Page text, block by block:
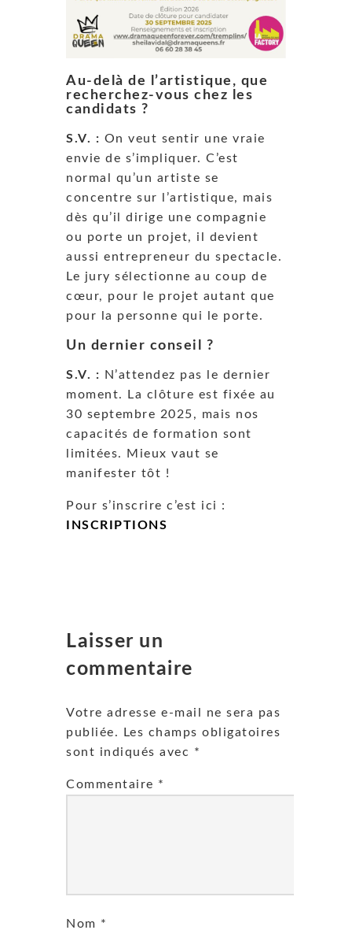
Au-delà de l’artistique, que
recherchez-vous chez les
candidats ?
S.V. : On veut sentir une vraie
envie de s’impliquer. C’est
normal qu’un artiste se
concentre sur l’artistique, mais
dès qu’il dirige une compagnie
ou porte un projet, il devient
aussi entrepreneur du spectacle.
Le jury sélectionne au coup de
cœur, pour le projet autant que
pour la personne qui le porte.
Un dernier conseil ?
S.V. : N’attendez pas le dernier
moment. La clôture est fixée au
30 septembre 2025, mais nos
capacités de formation sont
limitées. Mieux vaut se
manifester tôt !
Pour s’inscrire c’est ici :
INSCRIPTIONS
Laisser un
commentaire
Votre adresse e-mail ne sera pas
publiée.
Les champs obligatoires
sont indiqués avec *
Commentaire *
Nom *